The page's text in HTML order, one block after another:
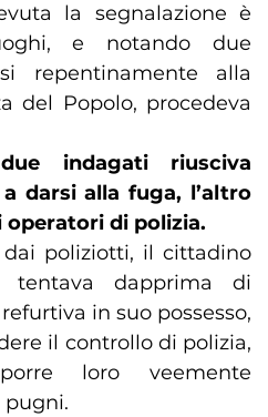
la segnalazione è
e notando due
repentinamente alla
del Popolo, procedeva
indagati riusciva
darsi alla fuga, l’altro
di polizia.
poliziotti, il cittadino
tentava dapprima di
in suo possesso,
il controllo di polizia,
loro veemente
pugni.